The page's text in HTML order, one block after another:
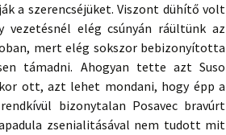
a szerencséjüket. Viszont dühítő volt
elég csúnyán ráültünk az
mert elég sokszor bebizonyította
támadni. Ahogyan tette azt Suso
ott, azt lehet mondani, hogy épp a
bizonytalan Posavec bravúrt
zsenialitásával nem tudott mit